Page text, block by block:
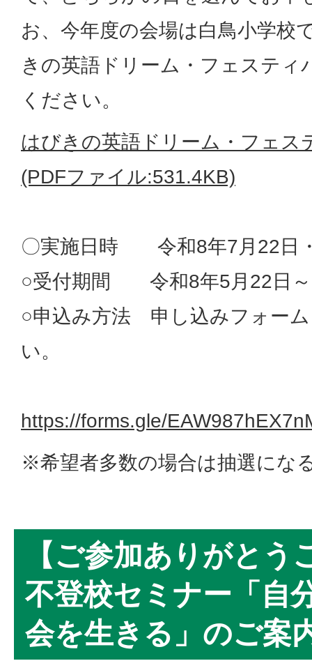
お、今年度の会場は白鳥小学校
きの英語ドリーム・フェスティ
ください。
はびきの英語ドリーム・フェス
(PDFファイル:531.4KB)
〇実施日時 令和8年7月22日
○受付期間 令和8年5月22日～
○申込み方法 申し込みフォー
い。
https://forms.gle/
※希望者多数の場合は抽選にな
【ご参加ありがとう
不登校セミナー「
会を生きる」のご案